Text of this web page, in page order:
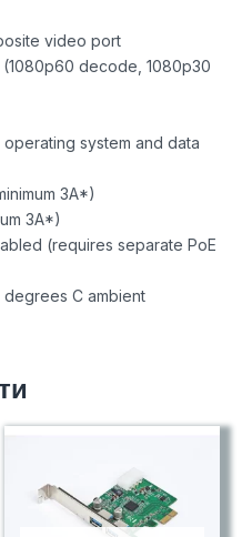
video port
decode, 1080p30
system and data
3A*)
3A*)
(requires separate PoE
C ambient